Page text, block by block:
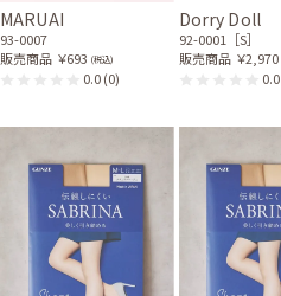
MARUAI
93-0007
販売商品 ￥693 (税込)
0.0(0)
Dorry Doll
92-0001［S］
販売商品 ￥2,970
0.0